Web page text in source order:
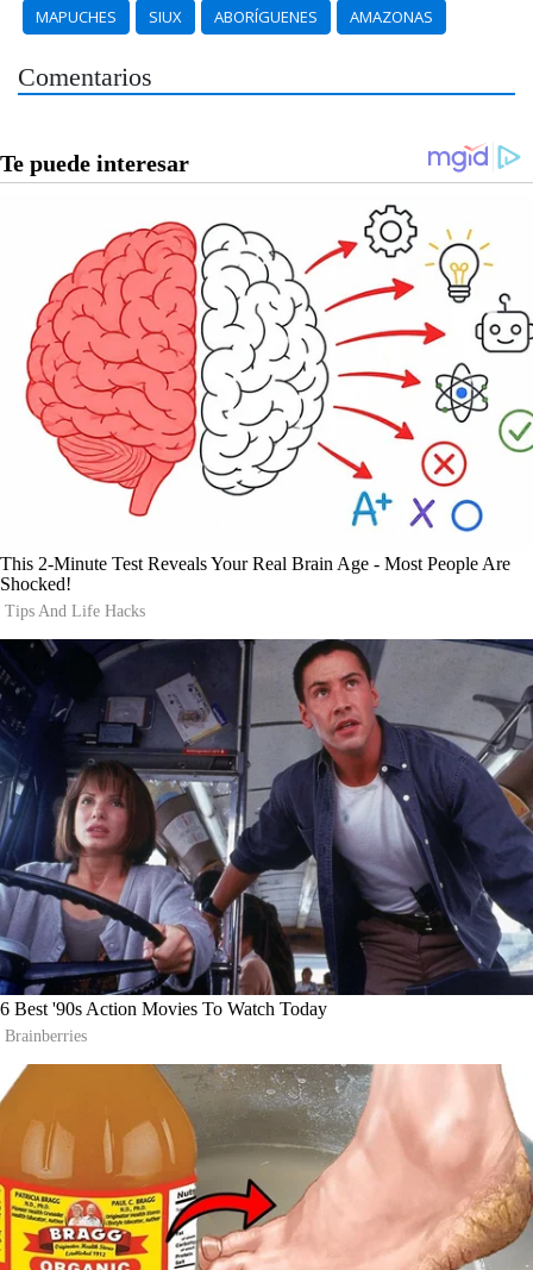
MAPUCHES SIUX ABORÍGUENES AMAZONAS
Comentarios